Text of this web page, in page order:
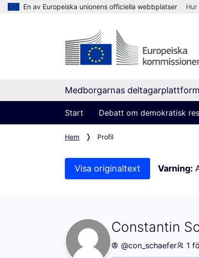
En av Europeiska unionens officiella webbplatser
Medborgarnas deltagarplattform
Start Debatt om demokratisk
Hem Profil
Visa originaltext Varning:
Constantin
Min aktivitet
@con_schaefer 1